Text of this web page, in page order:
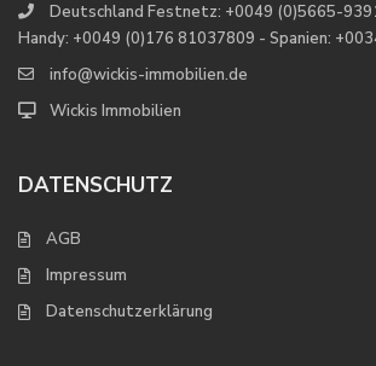
Deutschland Festnetz: +0049 (0)5665-
Handy: +0049 (0)176 81037809 - Spanien:
info@wickis-immobilien.de
Wickis Immobilien
DATENSCHUTZ
AGB
Impressum
Datenschutzerklärung